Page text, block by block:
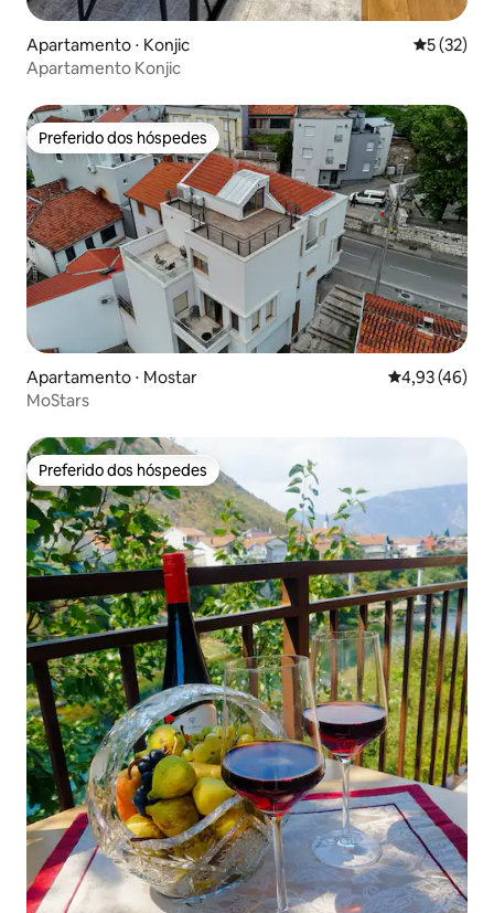
Apartamento ⋅ Konjic 5 de uma
5 (32)
Apartamento Konjic
Preferido dos hóspedes
Preferido dos hóspedes
Apartamento ⋅ Mostar 4,93 de uma
4,93 (46)
MoStars
Preferido dos hóspedes
Preferido dos hóspedes